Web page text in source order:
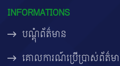
INFORMATIONS
បណ្តុំព័ត៌មាន
គោលការណ៍ប្រើប្រាស់ព័ត៌ម